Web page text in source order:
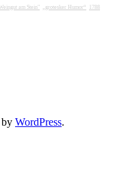
am Stein" „grotesker Humor“ 1788
by WordPress.